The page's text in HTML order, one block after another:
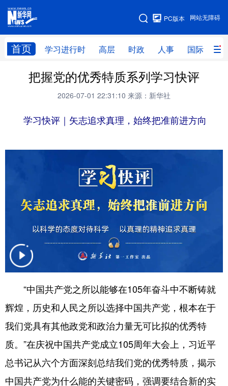
网站无障碍
PC版本
首页 学习进行时 高层 时政 人事 国际 财
网站地图
学习进行时 高层 时政 人事
财经 网评
台湾 思客智库 全球连线 教育
视频 图片
法律 中央文件 金融 汽车
食品 人居 信息化 数字经济
学术中国
彩票 娱乐 时尚 悦读
公益 一带一路 亚太网 上市公司
文化产业
把握党的优秀特质系列学习快评
2026-07-01 22:31:10 来源：新华社
学习快评｜矢志追求真理，始终把准前进方向
“中国共产党之所以能够在105年奋斗中不断铸就
辉煌，历史和人民之所以选择中国共产党，根本在于
我们党具有其他政党和政治力量无可比拟的优秀特
质。”在庆祝中国共产党成立105周年大会上，习近平
总书记从六个方面深刻总结我们党的优秀特质，揭示
中国共产党为什么能的关键密码，强调要结合新的实